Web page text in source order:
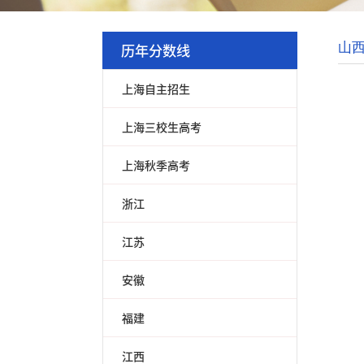
历年分数线
上海自主招生
上海三校生高考
上海秋季高考
浙江
江苏
安徽
福建
江西
山